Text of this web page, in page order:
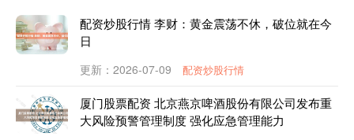
配资炒股行情 李财：黄金震荡不休，破位就在今
日
更新：2026-07-09 配资炒股行情
厦门股票配资 北京燕京啤酒股份有限公司发布重
大风险预警管理制度 强化应急管理能力